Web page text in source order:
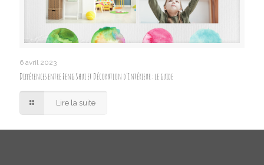
6 avril 2023
Différences entre Feng Shui et Décoration d’Intérieur : le guide
Lire la suite